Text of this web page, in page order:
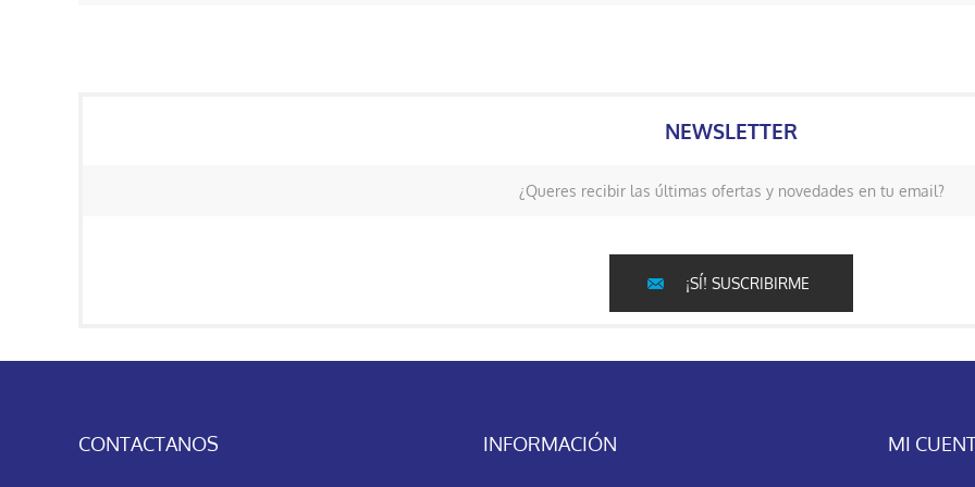
NEWSLETTER
¿Queres recibir las últimas ofertas y novedades en tu email?
¡SÍ! SUSCRIBIRME
CONTACTANOS INFORMACIÓN MI